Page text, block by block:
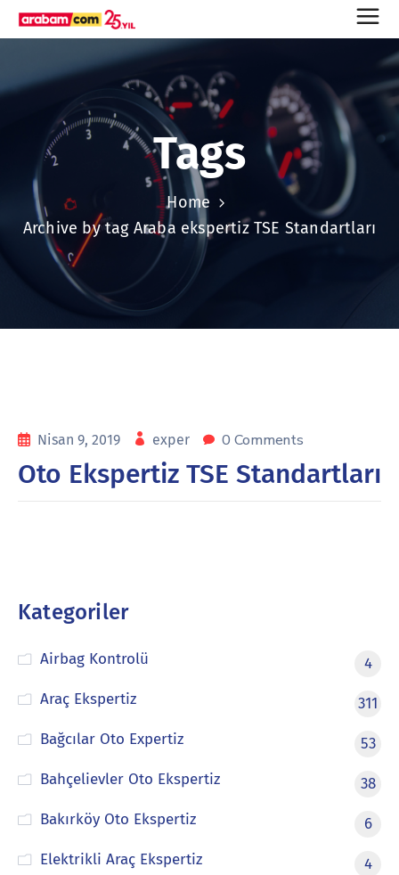
Tags
Home
Archive by tag Araba ekspertiz TSE Standartları
Nisan 9, 2019 exper 0 Comments
Oto Ekspertiz TSE Standartları
Kategoriler
Airbag Kontrolü
4
Araç Ekspertiz
311
Bağcılar Oto Expertiz
53
Bahçelievler Oto Ekspertiz
38
Bakırköy Oto Ekspertiz
6
Elektrikli Araç Ekspertiz
4